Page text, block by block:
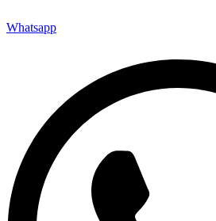
Whatsapp